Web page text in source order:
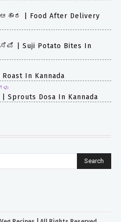
| Food After Delivery
| Suji Potato Bites In
In Kannada
Dosa In Kannada
Search